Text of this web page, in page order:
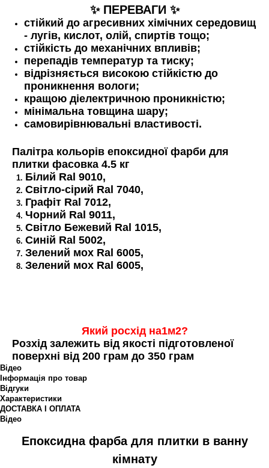
✨ ПЕРЕВАГИ ✨
стійкий до агресивних хімічних середовищ
- лугів, кислот, олій, спиртів тощо;
стійкість до механічних впливів;
перепадів температур та тиску;
відрізняється високою стійкістю до
проникнення вологи;
кращою діелектричною проникністю;
мінімальна товщина шару;
самовирівнювальні властивості.
Палітра кольорів епоксидної фарби для
плитки фасовка 4.5 кг
Білий Ral 9010,
Світло-сірий Ral 7040,
Графіт Ral 7012,
Чорний Ral 9011,
Світло Бежевий Ral 1015,
Синій Ral 5002,
Зелений мох Ral 6005,
Зелений мох Ral 6005,
Який росхід на1м2?
Розхід залежить від якості підготовленої
поверхні від 200 грам до 350 грам
Відео
Інформація про товар
Відгуки
Характеристики
ДОСТАВКА І ОПЛАТА
Відео
Епоксидна фарба для плитки в ванну
кімнату